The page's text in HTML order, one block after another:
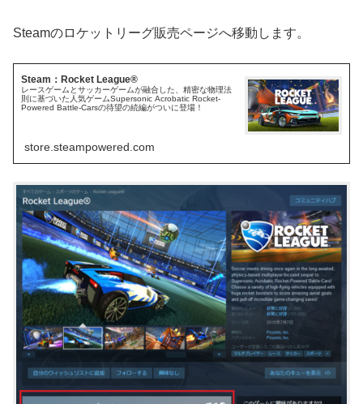
Steamのロケットリーグ販売ページへ移動します。
Steam：Rocket League®
レースゲームとサッカーゲームが融合した、精密な物理法
則に基づいた人気ゲームSupersonic Acrobatic Rocket-
Powered Battle-Carsの待望の続編がついに登場！
store.steampowered.com